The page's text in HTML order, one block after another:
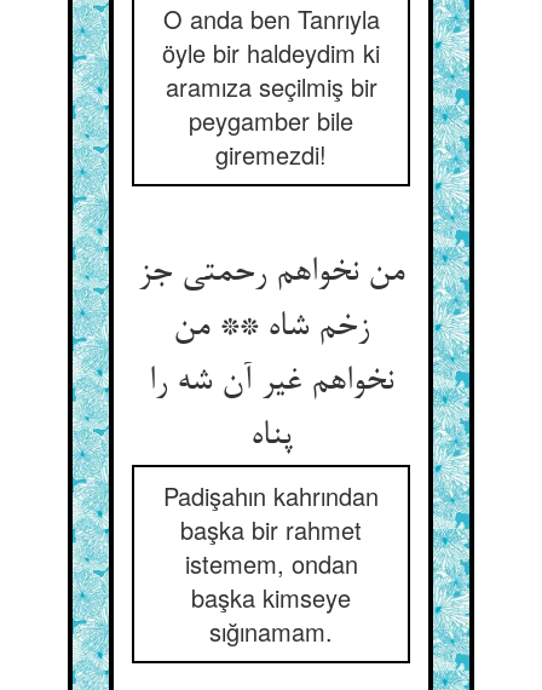
O anda ben Tanrıyla
öyle bir haldeydim ki
aramıza seçilmiş bir
peygamber bile
giremezdi!
من نخواهم رحمتی جز
زخم شاه ** من
نخواهم غیر آن شه را
پناه
Padişahın kahrından
başka bir rahmet
istemem, ondan
başka kimseye
sığınamam.